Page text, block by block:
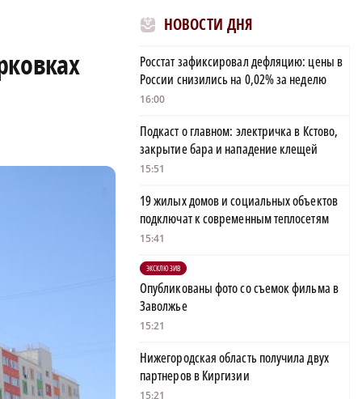
НОВОСТИ ДНЯ
Росстат зафиксировал дефляцию: цены в
России снизились на 0,02% за неделю
16:00
Подкаст о главном: электричка в Кстово,
закрытие бара и нападение клещей
15:51
19 жилых домов и социальных объектов
подключат к современным теплосетям
15:41
ЭКСКЛЮЗИВ
Опубликованы фото со съемок фильма в
Заволжье
15:21
Нижегородская область получила двух
партнеров в Киргизии
15:21